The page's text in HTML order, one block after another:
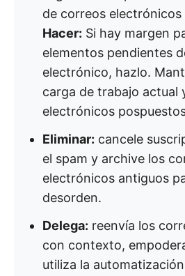
de correos electrónicos
Hacer: Si hay margen
elementos pendientes
electrónico, hazlo.
carga de trabajo actual
electrónicos
Eliminar: cancele
el spam y archive los
electrónicos antiguos
desorden.
Delega: reenvía los
con contexto,
utiliza la